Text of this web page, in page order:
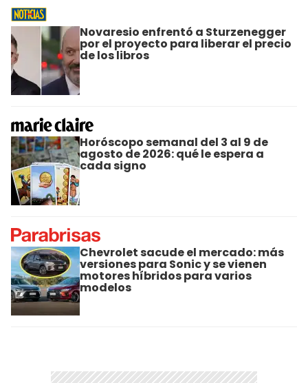
Novaresio enfrentó a Sturzenegger
por el proyecto para liberar el precio
de los libros
Horóscopo semanal del 3 al 9 de
agosto de 2026: qué le espera a
cada signo
Chevrolet sacude el mercado: más
versiones para Sonic y se vienen
motores híbridos para varios
modelos